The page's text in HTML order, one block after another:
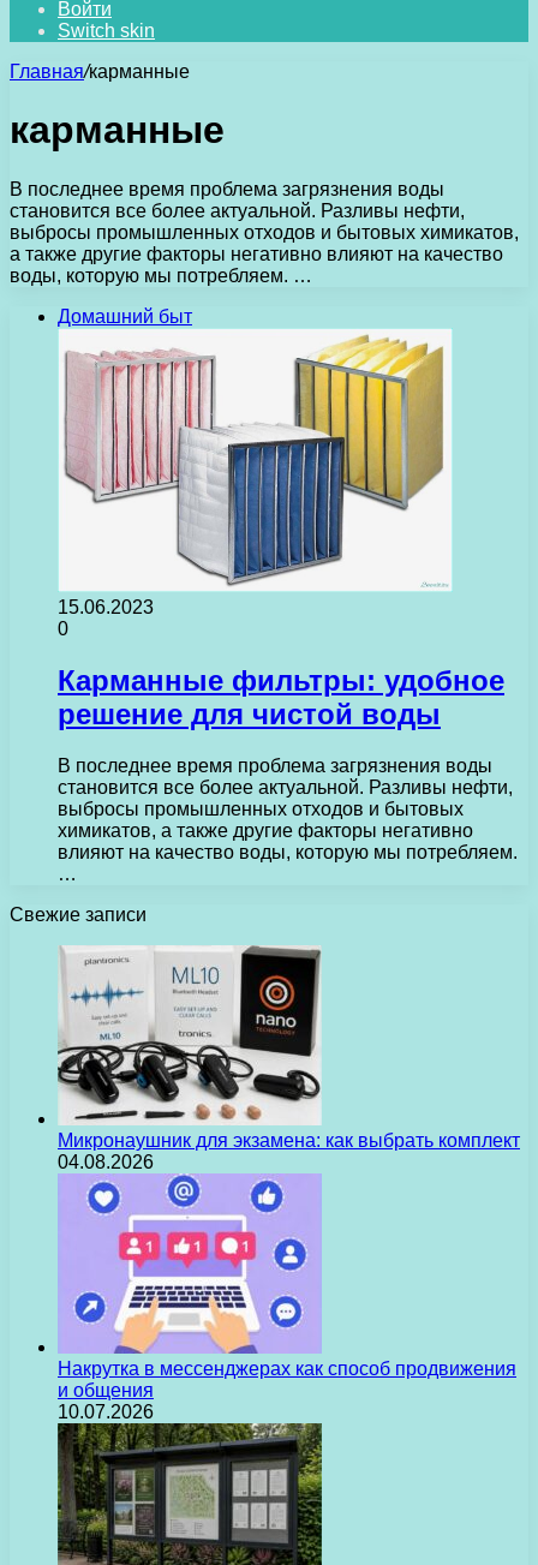
Войти
Switch skin
Главная/карманные
карманные
В последнее время проблема загрязнения воды
становится все более актуальной. Разливы нефти,
выбросы промышленных отходов и бытовых химикатов,
а также другие факторы негативно влияют на качество
воды, которую мы потребляем. …
Домашний быт
15.06.2023
0
Карманные фильтры: удобное
решение для чистой воды
В последнее время проблема загрязнения воды
становится все более актуальной. Разливы нефти,
выбросы промышленных отходов и бытовых
химикатов, а также другие факторы негативно
влияют на качество воды, которую мы потребляем.
…
Свежие записи
Микронаушник для экзамена: как выбрать комплект
04.08.2026
Накрутка в мессенджерах как способ продвижения
и общения
10.07.2026